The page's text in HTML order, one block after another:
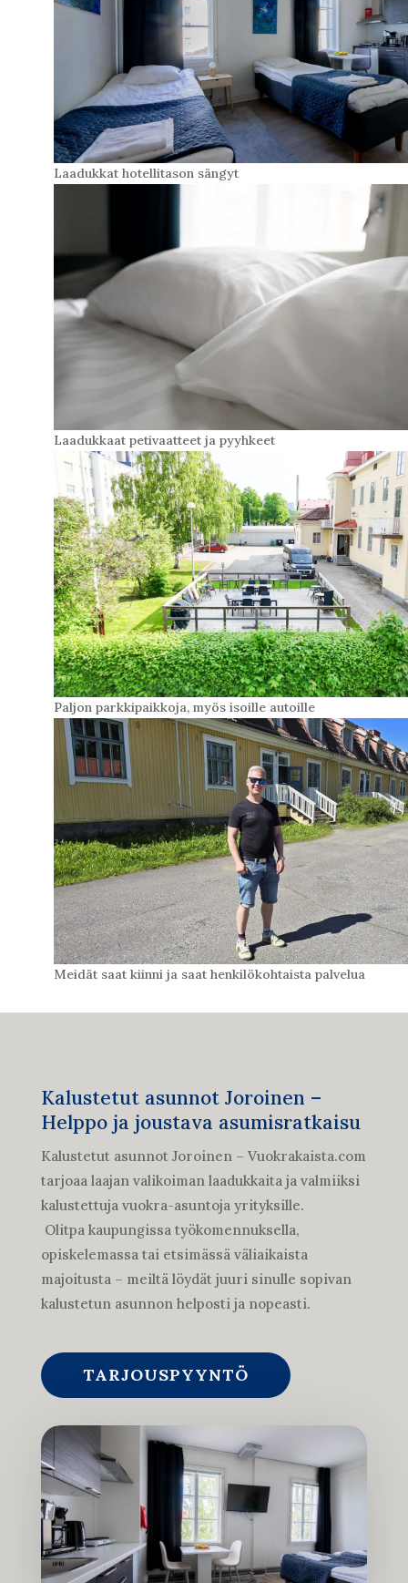
Laadukkat hotellitason sängyt
Laadukkaat petivaatteet ja pyyhkeet
Paljon parkkipaikkoja, myös isoille autoille
Meidät saat kiinni ja saat henkilökohtaista palvelua
Kalustetut asunnot Joroinen –
Helppo ja joustava asumisratkaisu
Kalustetut asunnot Joroinen – Vuokrakaista.com
tarjoaa laajan valikoiman laadukkaita ja valmiiksi
kalustettuja vuokra-asuntoja yrityksille.
Olitpa kaupungissa työkomennuksella,
opiskelemassa tai etsimässä väliaikaista
majoitusta – meiltä löydät juuri sinulle sopivan
kalustetun asunnon helposti ja nopeasti.
TARJOUSPYYNTÖ